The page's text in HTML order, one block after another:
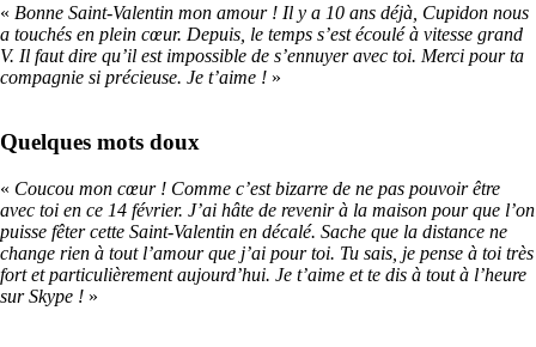
« Bonne Saint-Valentin mon amour ! Il y a 10 ans déjà, Cupidon nous
a touchés en plein cœur. Depuis, le temps s’est écoulé à vitesse grand
V. Il faut dire qu’il est impossible de s’ennuyer avec toi. Merci pour ta
compagnie si précieuse. Je t’aime ! »
Quelques mots doux
« Coucou mon cœur ! Comme c’est bizarre de ne pas pouvoir être
avec toi en ce 14 février. J’ai hâte de revenir à la maison pour que l’on
puisse fêter cette Saint-Valentin en décalé. Sache que la distance ne
change rien à tout l’amour que j’ai pour toi. Tu sais, je pense à toi très
fort et particulièrement aujourd’hui. Je t’aime et te dis à tout à l’heure
sur Skype ! »